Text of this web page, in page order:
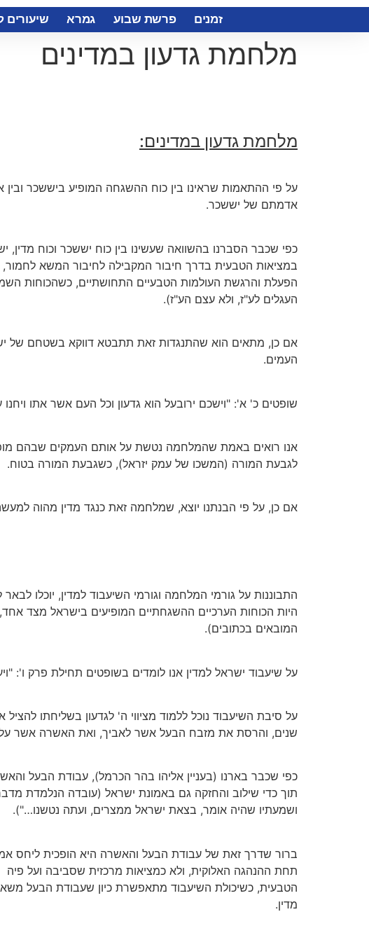
זמנים פרשת שבוע גמרא שיעורים
מלחמת גדעון במדינים
מלחמת גדעון במדינים:
על פי ההתאמות שראינו בין כוח ההשגחה המופיע ביששכר
אדמתם של יששכר.
כפי שכבר הסברנו בהשוואה שעשינו בין כוח יששכר וכוח
במציאות הטבעית בדרך חיבור המקבילה לחיבור המשא
הפעלת והרגשת העולמות הטבעיים התחושתיים, כשהכוחות
העגלים לע"ז, ולא עצם הע"ז).
אם כן, מתאים הוא שהתנגדות זאת תתבטא דווקא בשטחם של
העמים.
שופטים כ' א': "וישכם ירובעל הוא גדעון וכל העם אשר אתו
אנו רואים באמת שהמלחמה נטשת על אותם העמקים שבהם
לגבעת המורה (המשכו של עמק יזראל), כשגבעת המורה בטוח.
אם כן, על פי הבנתנו יוצא, שמלחמה זאת כנגד מדין מהוה
התבוננות על גורמי המלחמה וגורמי השיעבוד למדין, יוכלו
היות הכוחות הערכיים ההשגחתיים המופיעים בישראל מצד אחד,
המובאים בכתובים).
על שיעבוד ישראל למדין אנו לומדים בשופטים תחילת פרק ו':
על סיבת השיעבוד נוכל ללמוד מציווי ה' לגדעון בשליחתו
שנים, והרסת את מזבח הבעל אשר לאביך, ואת האשרה אשר
כפי שכבר בארנו (בעניין אליהו בהר הכרמל), עבודת הבעל
תוך כדי שילוב והחזקה גם באמונת ישראל (עובדה הנלמדת
ושמעתיו שהיה אומר, בצאת ישראל ממצרים, ועתה נטשנו…").
ברור שדרך זאת של עבודת הבעל והאשרה היא הופכית ליחס
תחת ההנהגה האלוקית, ולא כמציאות מרכזית שסביבה ועל פיה
הטבעית, כשיכולת השיעבוד מתאפשרת כיון שעבודת הבעל
מדין.